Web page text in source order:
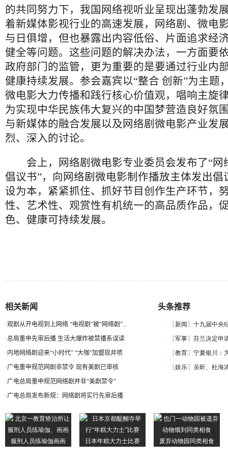
的共同努力下，我国网络视听业呈现出蓬勃发
着新媒体影视行业的高速发展，网络剧、微电
与日俱增，但也暴露出内容低俗、片面追求经
健全等问题。这些问题的解决办法，一方面要
政府部门的监管，更为重要的是要通过行业内
健康持续发展。参会嘉宾以“整合 创新”为主题
微电影大力传播和践行核心价值观，唱响主旋
为实现中华民族伟大复兴的中国梦营造良好氛
与新媒体的融合发展以及网络剧微电影产业发
烈、深入的讨论。
会上，网络剧微电影专业委员会发布了“网
倡议书”，向网络剧微电影制作播放主体发出倡
设为本，紧紧抓住、抓好节目创作生产环节，
性、艺术性、观赏性有机统一的高品质作品，
色、健康可持续发展。
相关新闻
·观剧从开电视到上网络 “电视剧”被“网络剧”...
·总局重申先审后播 生活大爆炸被禁播系误读
· 内地网络剧迎来“小时代” “大咖”加盟现井喷
·广电重申规范网剧非禁令 现有美剧已审核
·广电总局重申规范网络剧并非“美剧禁令”
·广电总局发布新规：网络剧将实行先审后播
头条推荐